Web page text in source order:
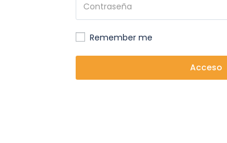
Remember me
Acceso